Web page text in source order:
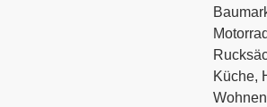
Küche,